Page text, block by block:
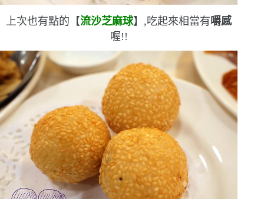
上次也有點的【流沙芝麻球】,吃起來相當有嚼感
喔!!